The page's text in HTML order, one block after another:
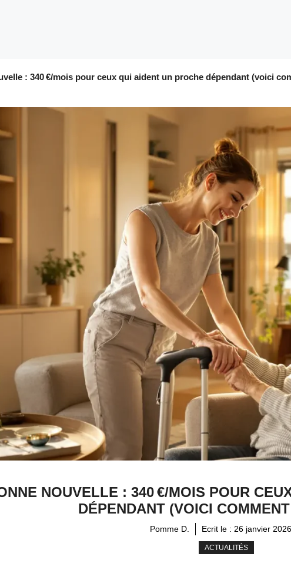
: 340 €/mois pour ceux qui aident un proche dépendant (voici
NOUVELLE : 340 €/MOIS POUR
DÉPENDANT (VOICI
Pomme D. Ecrit le : 26 janvier 2026
ACTUALITÉS